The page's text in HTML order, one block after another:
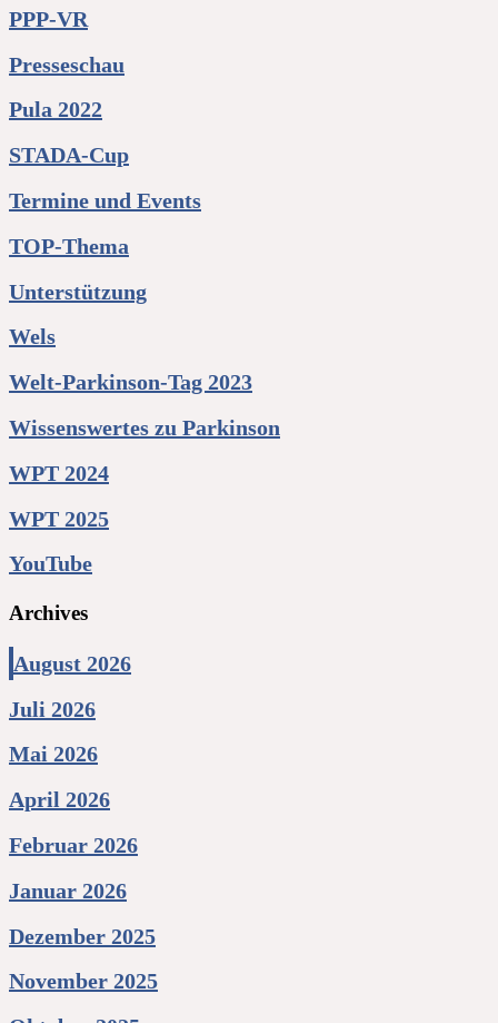
PPP-VR
Presseschau
Pula 2022
STADA-Cup
Termine und Events
TOP-Thema
Unterstützung
Wels
Welt-Parkinson-Tag 2023
Wissenswertes zu Parkinson
WPT 2024
WPT 2025
YouTube
Archives
August 2026
Juli 2026
Mai 2026
April 2026
Februar 2026
Januar 2026
Dezember 2025
November 2025